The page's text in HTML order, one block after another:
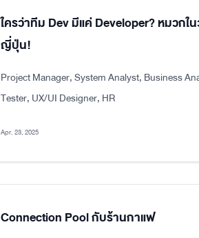
ใครว่าทีม Dev มีแค่ Developer? หมวกใ
ญี่ปุ่น!
Project Manager, System Analyst, Business
Tester, UX/UI Designer, HR
Apr. 23, 2025
Connection Pool กับร้านกาแฟ